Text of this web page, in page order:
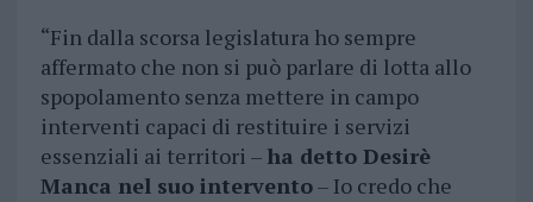
“Fin dalla scorsa legislatura ho sempre
affermato che non si può parlare di lotta allo
spopolamento senza mettere in campo
interventi capaci di restituire i servizi
essenziali ai territori – ha detto Desirè
Manca nel suo intervento– Io credo che